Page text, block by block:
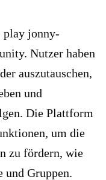
play jonny-
Nutzer haben
auszutauschen,
und
Die Plattform
um die
zu fördern, wie
und Gruppen.